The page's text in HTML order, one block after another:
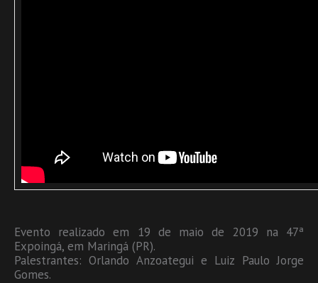
Evento realizado em 19 de maio de 2019 na 47ª
Expoingá, em Maringá (PR).
Palestrantes: Orlando Anzoategui e Luiz Paulo Jorge
Gomes.